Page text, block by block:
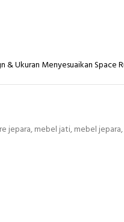
Ukuran Menyesuaikan Space
jepara,mebel jati,mebel jepara,